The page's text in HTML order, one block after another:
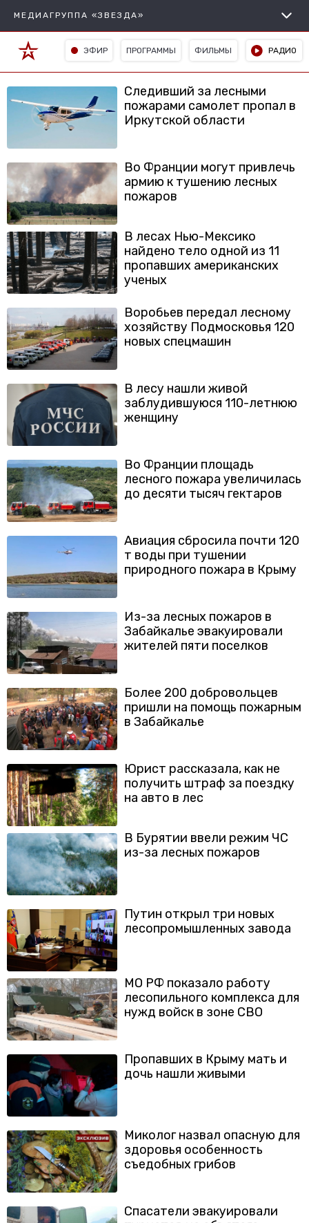
МЕДИАГРУППА «ЗВЕЗДА»
ЭФИР ПРОГРАММЫ ФИЛЬМЫ РАДИО
Следивший за лесными
пожарами самолет пропал в
Иркутской области
Во Франции могут привлечь
армию к тушению лесных
пожаров
В лесах Нью-Мексико
найдено тело одной из 11
пропавших американских
ученых
Воробьев передал лесному
хозяйству Подмосковья 120
новых спецмашин
В лесу нашли живой
заблудившуюся 110-летнюю
женщину
Во Франции площадь
лесного пожара увеличилась
до десяти тысяч гектаров
Авиация сбросила почти 120
т воды при тушении
природного пожара в Крыму
Из-за лесных пожаров в
Забайкалье эвакуировали
жителей пяти поселков
Более 200 добровольцев
пришли на помощь пожарным
в Забайкалье
Юрист рассказала, как не
получить штраф за поездку
на авто в лес
В Бурятии ввели режим ЧС
из-за лесных пожаров
Путин открыл три новых
лесопромышленных завода
МО РФ показало работу
лесопильного комплекса для
нужд войск в зоне СВО
Пропавших в Крыму мать и
дочь нашли живыми
Миколог назвал опасную для
здоровья особенность
съедобных грибов
Спасатели эвакуировали